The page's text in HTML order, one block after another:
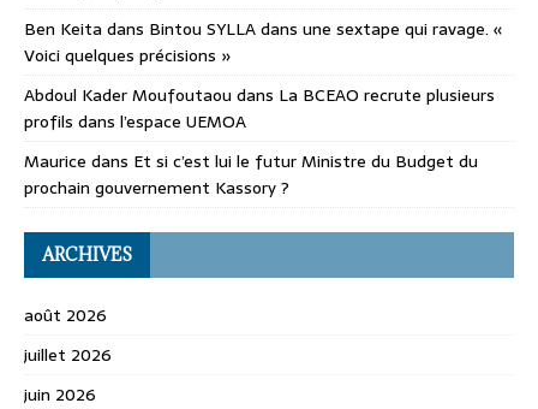
Ben Keita dans Bintou SYLLA dans une sextape qui ravage. «
Voici quelques précisions »
Abdoul Kader Moufoutaou dans La BCEAO recrute plusieurs
profils dans l’espace UEMOA
Maurice dans Et si c’est lui le futur Ministre du Budget du
prochain gouvernement Kassory ?
ARCHIVES
août 2026
juillet 2026
juin 2026